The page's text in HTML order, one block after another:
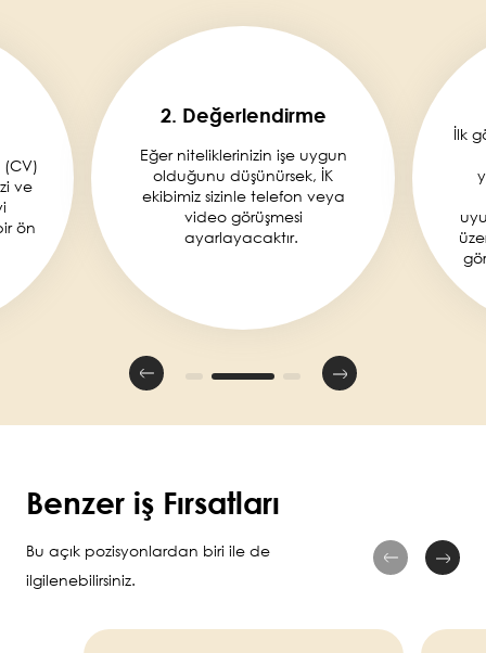
(CV)
ve
ön
2. Değerlendirme
Eğer niteliklerinizin işe uygun
olduğunu düşünürsek, İK
ekibimiz sizinle telefon veya
video görüşmesi
ayarlayacaktır.
İlk
Benzer iş Fırsatları
Bu açık pozisyonlardan biri ile de
ilgilenebilirsiniz.